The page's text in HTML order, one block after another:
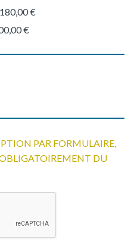
180,00 €
€
PAR FORMULAIRE,
DU